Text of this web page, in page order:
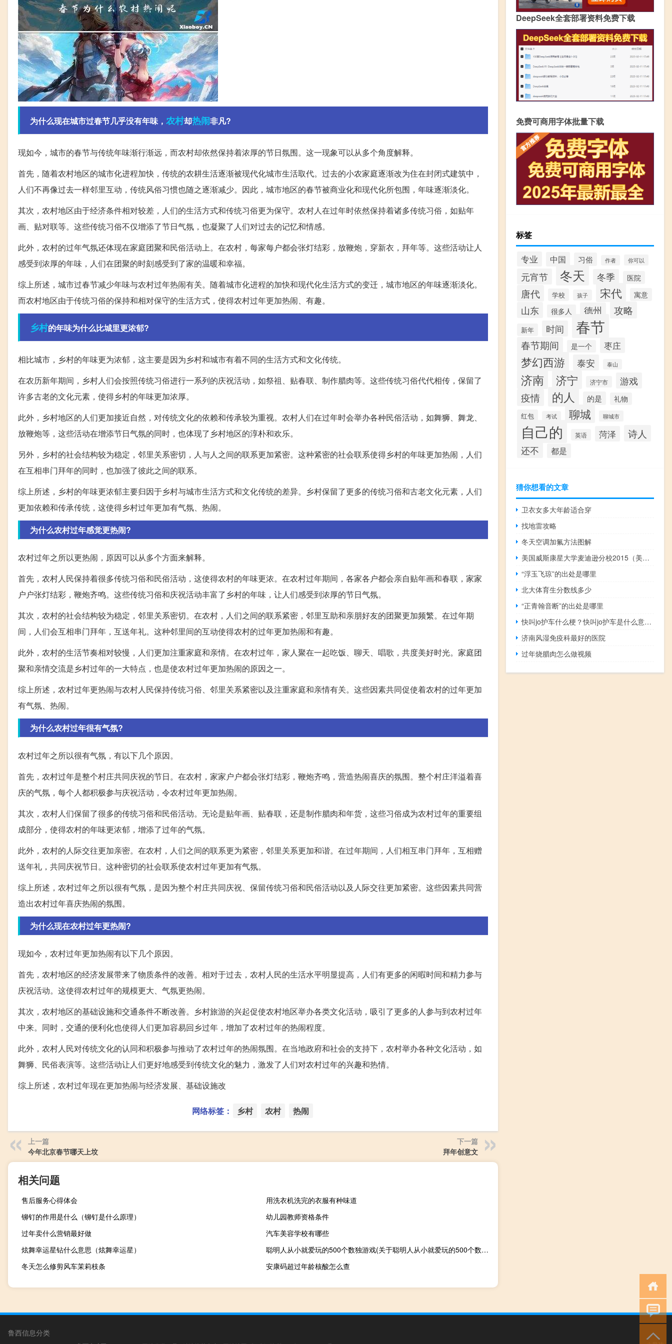
为什么现在城市过春节几乎没有年味， 农村却热闹非凡?
现如今，城市的春节与传统年味渐行渐远，而农村却依然保持着浓厚的节日氛围。这一现象可以从多个角度解释。
首先，随着农村地区的城市化进程加快，传统的农耕生活逐渐被现代化城市生活取代。过去的小农家庭逐渐改为住在封闭式建筑中，
人们不再像过去一样邻里互动，传统风俗习惯也随之逐渐减少。因此，城市地区的春节被商业化和现代化所包围，年味逐渐淡化。
其次，农村地区由于经济条件相对较差，人们的生活方式和传统习俗更为保守。农村人在过年时依然保持着诸多传统习俗，如贴年
画、贴对联等。这些传统习俗不仅增添了节日气氛，也凝聚了人们对过去的记忆和情感。
此外，农村的过年气氛还体现在家庭团聚和民俗活动上。在农村，每家每户都会张灯结彩，放鞭炮，穿新衣，拜年等。这些活动让人
感受到浓厚的年味，人们在团聚的时刻感受到了家的温暖和幸福。
综上所述，城市过春节减少年味与农村过年热闹有关。随着城市化进程的加快和现代化生活方式的变迁，城市地区的年味逐渐淡化。
而农村地区由于传统习俗的保持和相对保守的生活方式，使得农村过年更加热闹、有趣。
乡村的年味为什么比城里更浓郁?
相比城市，乡村的年味更为浓郁，这主要是因为乡村和城市有着不同的生活方式和文化传统。
在农历新年期间，乡村人们会按照传统习俗进行一系列的庆祝活动，如祭祖、贴春联、制作腊肉等。这些传统习俗代代相传，保留了
许多古老的文化元素，使得乡村的年味更加浓厚。
此外，乡村地区的人们更加接近自然，对传统文化的依赖和传承较为重视。农村人们在过年时会举办各种民俗活动，如舞狮、舞龙、
放鞭炮等，这些活动在增添节日气氛的同时，也体现了乡村地区的淳朴和欢乐。
另外，乡村的社会结构较为稳定，邻里关系密切，人与人之间的联系更加紧密。这种紧密的社会联系使得乡村的年味更加热闹，人们
在互相串门拜年的同时，也加强了彼此之间的联系。
综上所述，乡村的年味更浓郁主要归因于乡村与城市生活方式和文化传统的差异。乡村保留了更多的传统习俗和古老文化元素，人们
更加依赖和传承传统，这使得乡村过年更加有气氛、热闹。
为什么农村过年感觉更热闹?
农村过年之所以更热闹，原因可以从多个方面来解释。
首先，农村人民保持着很多传统习俗和民俗活动，这使得农村的年味更浓。在农村过年期间，各家各户都会亲自贴年画和春联，家家
户户张灯结彩，鞭炮齐鸣。这些传统习俗和庆祝活动丰富了乡村的年味，让人们感受到浓厚的节日气氛。
其次，农村的社会结构较为稳定，邻里关系密切。在农村，人们之间的联系紧密，邻里互助和亲朋好友的团聚更加频繁。在过年期
间，人们会互相串门拜年，互送年礼。这种邻里间的互动使得农村的过年更加热闹和有趣。
此外，农村的生活节奏相对较慢，人们更加注重家庭和亲情。在农村过年，家人聚在一起吃饭、聊天、唱歌，共度美好时光。家庭团
聚和亲情交流是乡村过年的一大特点，也是使农村过年更加热闹的原因之一。
综上所述，农村过年更热闹与农村人民保持传统习俗、邻里关系紧密以及注重家庭和亲情有关。这些因素共同促使着农村的过年更加
有气氛、热闹。
为什么农村过年很有气氛?
农村过年之所以很有气氛，有以下几个原因。
首先，农村过年是整个村庄共同庆祝的节日。在农村，家家户户都会张灯结彩，鞭炮齐鸣，营造热闹喜庆的氛围。整个村庄洋溢着喜
庆的气氛，每个人都积极参与庆祝活动，令农村过年更加热闹。
其次，农村人们保留了很多的传统习俗和民俗活动。无论是贴年画、贴春联，还是制作腊肉和年货，这些习俗成为农村过年的重要组
成部分，使得农村的年味更浓郁，增添了过年的气氛。
此外，农村的人际交往更加亲密。在农村，人们之间的联系更为紧密，邻里关系更加和谐。在过年期间，人们相互串门拜年，互相赠
送年礼，共同庆祝节日。这种密切的社会联系使农村过年更加有气氛。
综上所述，农村过年之所以很有气氛，是因为整个村庄共同庆祝、保留传统习俗和民俗活动以及人际交往更加紧密。这些因素共同营
造出农村过年喜庆热闹的氛围。
为什么现在农村过年更热闹?
现如今，农村过年更加热闹有以下几个原因。
首先，农村地区的经济发展带来了物质条件的改善。相对于过去，农村人民的生活水平明显提高，人们有更多的闲暇时间和精力参与
庆祝活动。这使得农村过年的规模更大、气氛更热闹。
其次，农村地区的基础设施和交通条件不断改善。乡村旅游的兴起促使农村地区举办各类文化活动，吸引了更多的人参与到农村过年
中来。同时，交通的便利化也使得人们更加容易回乡过年，增加了农村过年的热闹程度。
此外，农村人民对传统文化的认同和积极参与推动了农村过年的热闹氛围。在当地政府和社会的支持下，农村举办各种文化活动，如
舞狮、民俗表演等。这些活动让人们更好地感受到传统文化的魅力，激发了人们对农村过年的兴趣和热情。
综上所述，农村过年现在更加热闹与经济发展、基础设施改
网络标签： 乡村 农村 热闹
上一篇
今年北京春节哪天上坟
下一篇
拜年创意文
相关问题
售后服务心得体会
用洗衣机洗完的衣服有种味道
铆钉的作用是什么（铆钉是什么原理）
幼儿园教师资格条件
过年卖什么营销最好做
汽车美容学校有哪些
炫舞幸运星钻什么意思（炫舞幸运星）
聪明人从小就爱玩的500个数独游戏(关于聪明人从小就爱玩的500个数独游戏简述)
冬天怎么修剪风车茉莉枝条
安康码超过年龄核酸怎么查
DeepSeek全套部署资料免费下载
免费可商用字体批量下载
标签
专业 中国 习俗 作者 你可以
元宵节 冬天 冬季 医院
唐代 学校 孩子 宋代 寓意
山东 很多人 德州 攻略
新年 时间 春节
春节期间 是一个 枣庄
梦幻西游 泰安 泰山
济南 济宁 济宁市 游戏
疫情 的人 的是
礼物
红包
考试 聊城 聊城市
自己的 英语 菏泽 诗人
还不 都是
猜你想看的文章
卫衣女多大年龄适合穿
找地雷攻略
冬天空调加氟方法图解
美国威斯康星大学麦迪逊分校2015（美国威斯康星大学）
“浮玉飞琼”的出处是哪里
北大体育生分数线多少
“正青翰音断”的出处是哪里
快叫jo护车什么梗？快叫jo护车是什么意思什么梗
济南风湿免疫科最好的医院
过年烧腊肉怎么做视频
鲁西信息分类